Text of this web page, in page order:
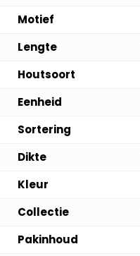
Motief
Lengte
Houtsoort
Eenheid
Sortering
Dikte
Kleur
Collectie
Pakinhoud